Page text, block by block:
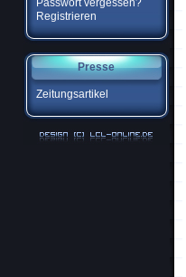
Passwort vergessen?
Registrieren
Presse
Zeitungsartikel